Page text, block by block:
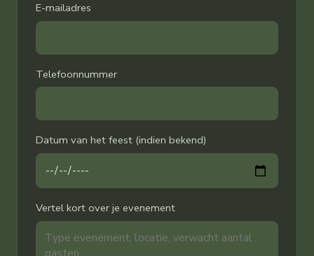
E-mailadres
Telefoonnummer
Datum van het feest (indien bekend)
Vertel kort over je evenement